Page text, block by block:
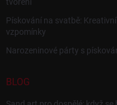
Pískování na svatbě:
vzpomínky
Narozeninové párty s
BLOG